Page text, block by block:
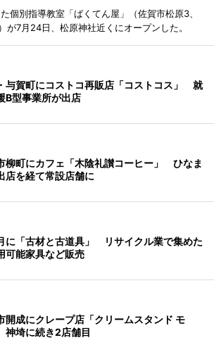
個別指導教室「ばくてん屋」（佐賀市松原3、
7月24日、松原神社近くにオープンした。
与賀町にコストコ再販店「コストコス」 就
B型事業所が出店
柳町にカフェ「木陰礼讃コーヒー」 ひなま
店を経て常設店舗に
に「古材と古道具」 リサイクル業で集めた
可能家具など販売
開成にクレープ店「クリームスタンド モ
埼に続き2店舗目